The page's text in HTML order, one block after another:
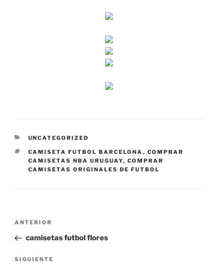
CATEGORÍAS
UNCATEGORIZED
ETIQUETAS
CAMISETA FUTBOL BARCELONA , COMPRAR
CAMISETAS NBA URUGUAY, COMPRAR
CAMISETAS ORIGINALES DE FUTBOL
Navegación
entradas
Entrada
anterior:
ANTERIOR
camisetas futbol flores
Siguiente
SIGUIENTE